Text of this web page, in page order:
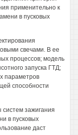
применительно к
в пусковых
свечами. В ее
процессов; модель
запуска ГТД;
параметров
способности
зажигания
в пусковых
даст